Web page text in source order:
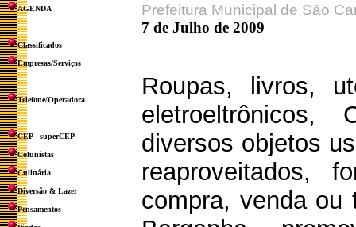
AGENDA
Classificados
Empresas/Serviços
Telefone/Operadora
CEP - superCEP
Colunistas
Culinária
Diversão & Lazer
Pensamentos
Prefeitura Municipal de São
7 de Julho de 2009
Roupas, livros,
eletroeltrônicos,
diversos objetos
reaproveitados,
compra, venda ou